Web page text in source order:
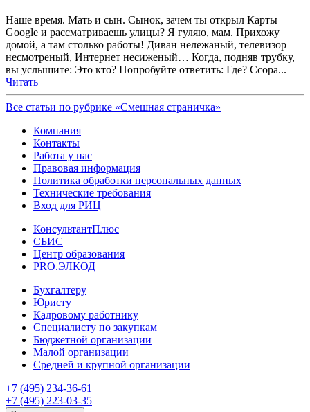
Наше время. Мать и сын. Сынок, зачем ты открыл Карты
Googlе и рассматриваешь улицы? Я гуляю, мам. Прихожу
домой, а там столько работы! Диван нележаный, телевизор
несмотреный, Интернет несиженый… Когда, подняв трубку,
вы услышите: Это кто? Попробуйте ответить: Где? Ссора...
Читать
Все статьи по рубрике «Смешная страничка»
Компания
Контакты
Работа у нас
Правовая информация
Политика обработки персональных данных
Технические требования
Вход для РИЦ
КонсультантПлюс
СБИС
Центр образования
PRO.ЭЛКОД
Бухгалтеру
Юристу
Кадровому работнику
Специалисту по закупкам
Бюджетной организации
Малой организации
Средней и крупной организации
+7 (495) 234-36-61
+7 (495) 223-03-35